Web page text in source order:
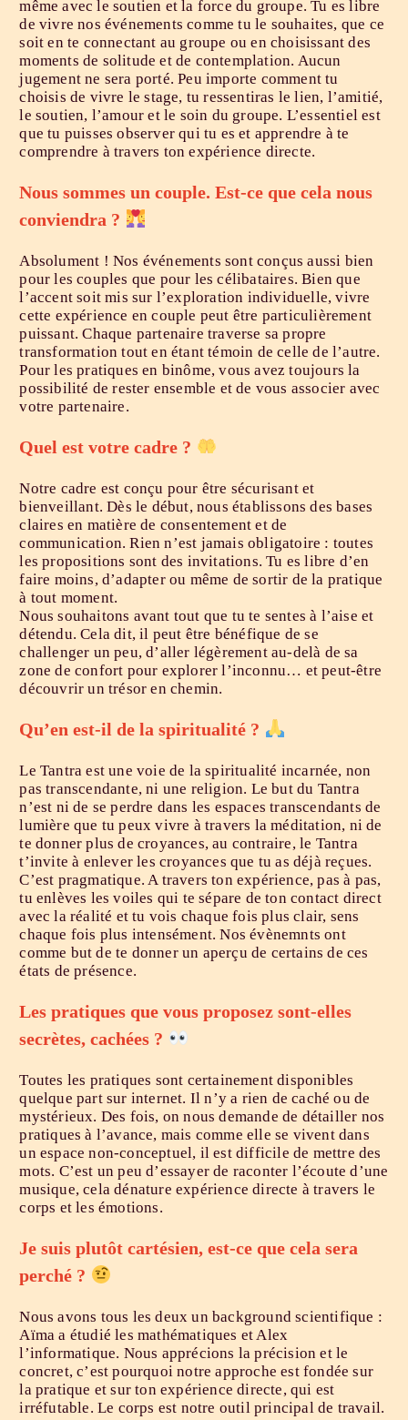
même avec le soutien et la force du groupe. Tu es libre
de vivre nos événements comme tu le souhaites, que ce
soit en te connectant au groupe ou en choisissant des
moments de solitude et de contemplation. Aucun
jugement ne sera porté. Peu importe comment tu
choisis de vivre le stage, tu ressentiras le lien, l’amitié,
le soutien, l’amour et le soin du groupe. L’essentiel est
que tu puisses observer qui tu es et apprendre à te
comprendre à travers ton expérience directe.
Nous sommes un couple. Est-ce que cela nous
conviendra ?
Absolument ! Nos événements sont conçus aussi bien
pour les couples que pour les célibataires. Bien que
l’accent soit mis sur l’exploration individuelle, vivre
cette expérience en couple peut être particulièrement
puissant. Chaque partenaire traverse sa propre
transformation tout en étant témoin de celle de l’autre.
Pour les pratiques en binôme, vous avez toujours la
possibilité de rester ensemble et de vous associer avec
votre partenaire.
Quel est votre cadre ?
Notre cadre est conçu pour être sécurisant et
bienveillant. Dès le début, nous établissons des bases
claires en matière de consentement et de
communication. Rien n’est jamais obligatoire : toutes
les propositions sont des invitations. Tu es libre d’en
faire moins, d’adapter ou même de sortir de la pratique
à tout moment.
Nous souhaitons avant tout que tu te sentes à l’aise et
détendu. Cela dit, il peut être bénéfique de se
challenger un peu, d’aller légèrement au-delà de sa
zone de confort pour explorer l’inconnu… et peut-être
découvrir un trésor en chemin.
Qu’en est-il de la spiritualité ?
Le Tantra est une voie de la spiritualité incarnée, non
pas transcendante, ni une religion. Le but du Tantra
n’est ni de se perdre dans les espaces transcendants de
lumière que tu peux vivre à travers la méditation, ni de
te donner plus de croyances, au contraire, le Tantra
t’invite à enlever les croyances que tu as déjà reçues.
C’est pragmatique. A travers ton expérience, pas à pas,
tu enlèves les voiles qui te sépare de ton contact direct
avec la réalité et tu vois chaque fois plus clair, sens
chaque fois plus intensément. Nos évènemnts ont
comme but de te donner un aperçu de certains de ces
états de présence.
Les pratiques que vous proposez sont-elles
secrètes, cachées ?
Toutes les pratiques sont certainement disponibles
quelque part sur internet. Il n’y a rien de caché ou de
mystérieux. Des fois, on nous demande de détailler nos
pratiques à l’avance, mais comme elle se vivent dans
un espace non-conceptuel, il est difficile de mettre des
mots. C’est un peu d’essayer de raconter l’écoute d’une
musique, cela dénature expérience directe à travers le
corps et les émotions.
Je suis plutôt cartésien, est-ce que cela sera
perché ?
Nous avons tous les deux un background scientifique :
Aïma a étudié les mathématiques et Alex
l’informatique. Nous apprécions la précision et le
concret, c’est pourquoi notre approche est fondée sur
la pratique et sur ton expérience directe, qui est
irréfutable. Le corps est notre outil principal de travail.